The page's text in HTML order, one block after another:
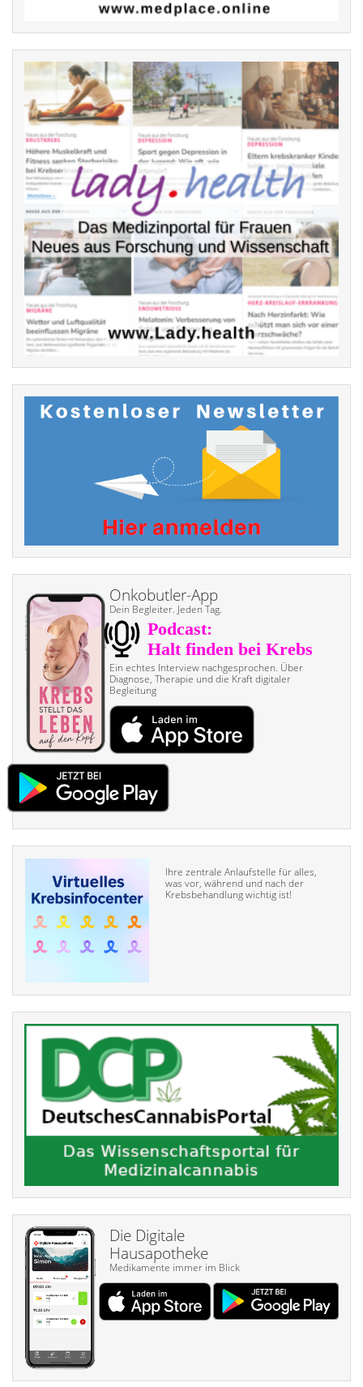
Onkobutler-App
Dein Begleiter. Jeden Tag.
Ein echtes Interview nach­gesprochen. Über
Diagnose, Therapie und die Kraft digitaler
Begleitung
Ihre zentrale Anlaufstelle für alles,
was vor, während und nach der
Krebsbehandlung wichtig ist!
Die Digitale
Hausapotheke
Medikamente immer im Blick